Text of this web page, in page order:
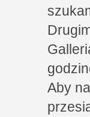
Aby